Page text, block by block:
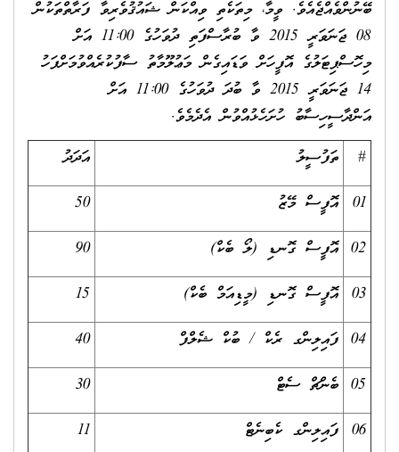
ބޭނުންވެއްޖެއެވެ. ވީމާ، މިތަކެތި ވިއްކަން ޝައުޤުވެރިވާ ފަރާތްތަކުން
08 ޖަނަވަރީ 2015 ވާ ބުރާސްފަތި ދުވަހުގެ 11:00 އަށް
މިހޮސްޕިޓަލުގެ އޮފީހަށް ވަޑައިގެން މަޢުލޫމާތު ސާފުކުރެއްވުމަށްފަހު
14 ޖަނަވަރީ 2015 ވާ ބުދަ ދުވަހުގެ 11:00 އަށް
އަންދާސީހިސާބު ހުށަހެޅުއްވުން އެދެމެވެ.
އަދަދު
ތަފުސީލު
#
50
އޮފީސް މޭޒު 01
90
އޮފީސް ގޮނޑި (ލޯ ބެކް) 02
15
އޮފީސް ގޮނޑި (މީޑިއަމް ބެކް) 03
40
ފައިލިންގ ރެކް / ބުކް ޝެލްފް 04
30
ބެންޗް ސެޓް 05
11
ފައިލިންގ ކެބިނެޓް 06